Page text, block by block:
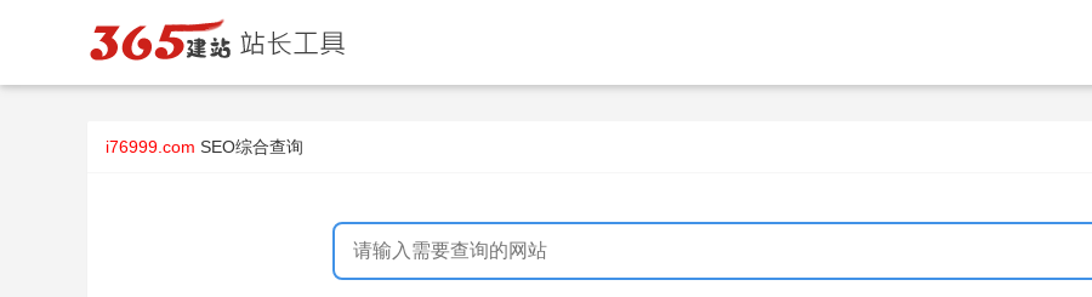
i76999.com SEO综合查询